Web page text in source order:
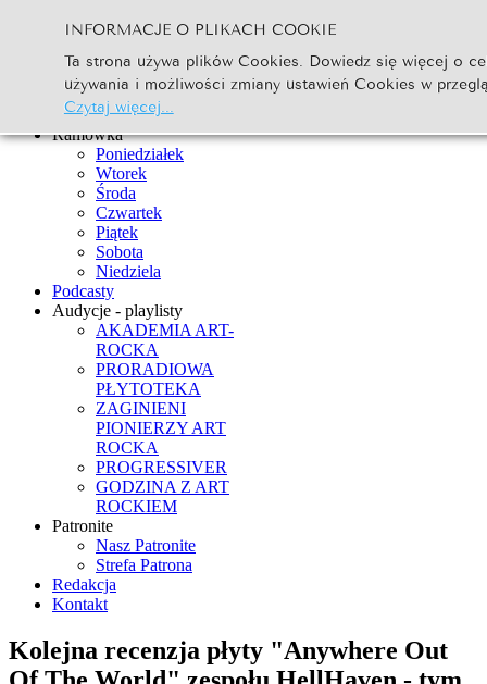
Szukaj... Go
Strona Główna
Newsy
Ramówka
Poniedziałek
Wtorek
Środa
Czwartek
Piątek
Sobota
Niedziela
Podcasty
Audycje - playlisty
AKADEMIA ART-
ROCKA
PRORADIOWA
PŁYTOTEKA
ZAGINIENI
PIONIERZY ART
ROCKA
PROGRESSIVER
GODZINA Z ART
ROCKIEM
Patronite
Nasz Patronite
Strefa Patrona
Redakcja
Kontakt
Kolejna recenzja płyty "Anywhere Out
INFORMACJE O PLIKACH COOKIE
Ta strona używa plików Cookies. Dowiedz się więcej o
używania i możliwości zmiany ustawień Cookies w
Czytaj więcej...